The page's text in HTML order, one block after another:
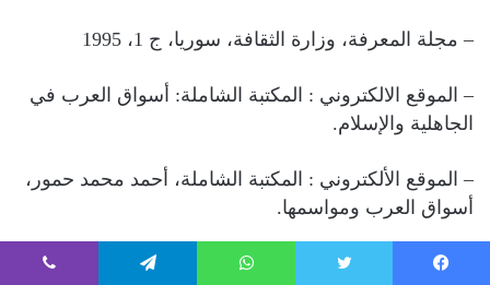
– مجلة المعرفة، وزارة الثقافة، سوريا، ج 1، 1995
– الموقع الالكتروني : المكتبة الشاملة: أسواق العرب في
الجاهلية والإسلام.
– الموقع الألكتروني : المكتبة الشاملة، أحمد محمد حمور،
أسواق العرب ومواسمها.
– الموقع الالكتروني : الموسوعة العربية العالمية (